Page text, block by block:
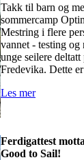
Takk til barn og
sommercamp
Mestring i flere
vannet - testing
unge seilere
Fredevika. Dette
Les mer
Ferdigattest
Good to Sail!